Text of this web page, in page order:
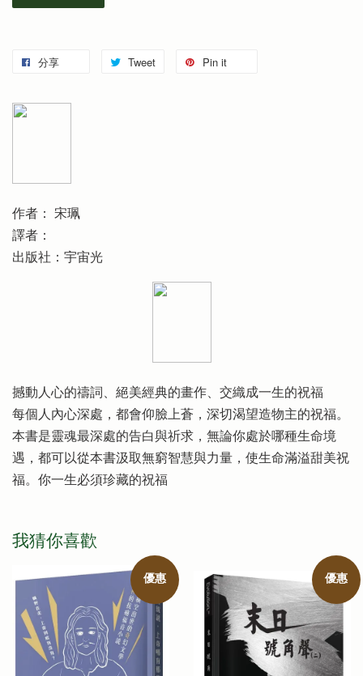
分享 Tweet Pin it
作者： 宋珮
譯者：
出版社：宇宙光
撼動人心的禱詞、絕美經典的畫作、交織成一生的祝福
每個人內心深處，都會仰臉上蒼，深切渴望造物主的祝福。
本書是靈魂最深處的告白與祈求，無論你處於哪種生命境
遇，都可以從本書汲取無窮智慧與力量，使生命滿溢甜美祝
福。你一生必須珍藏的祝福
我猜你喜歡
優惠 優惠